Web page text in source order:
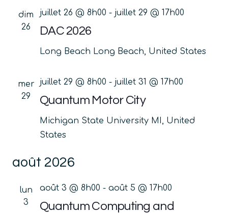
dim
26
DAC 2026
juillet 26 @ 8h00 - juillet 29 @ 17h00
Long Beach Long Beach, United States
mer
29
Quantum Motor City
juillet 29 @ 8h00 - juillet 31 @ 17h00
Michigan State University MI, United
States
août 2026
lun
3
Quantum Computing and
août 3 @ 8h00 - août 5 @ 17h00